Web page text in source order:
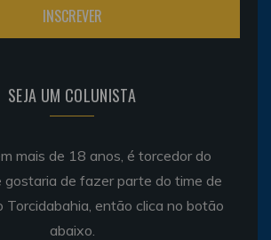
SEJA UM COLUNISTA
mais de 18 anos, é torcedor do
gostaria de fazer parte do time de
Torcidabahia, então clica no botão
abaixo.